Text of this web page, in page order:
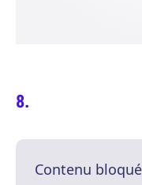
Contenu